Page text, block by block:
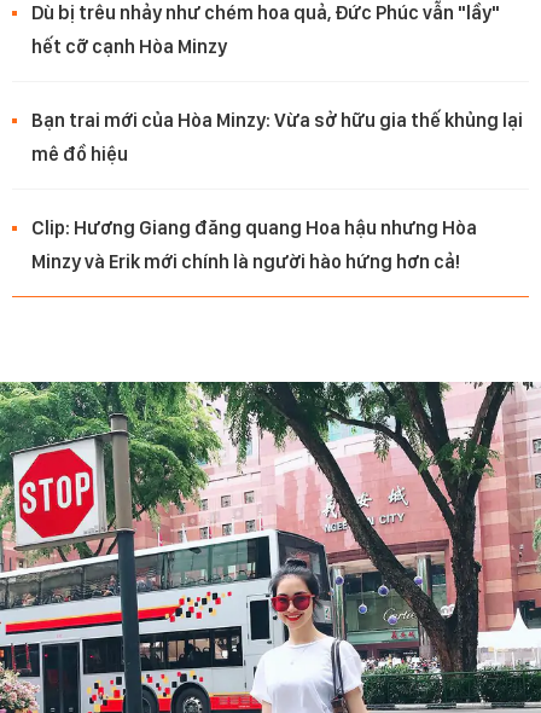
Dù bị trêu nhảy như chém hoa quả, Đức Phúc vẫn "lầy"
hết cỡ cạnh Hòa Minzy
Bạn trai mới của Hòa Minzy: Vừa sở hữu gia thế khủng lại
mê đồ hiệu
Clip: Hương Giang đăng quang Hoa hậu nhưng Hòa
Minzy và Erik mới chính là người hào hứng hơn cả!